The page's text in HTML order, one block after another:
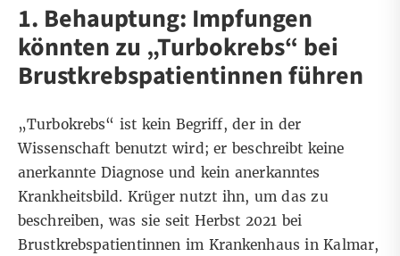
1. Behauptung: Impfungen
könnten zu „Turbokrebs“ bei
Brustkrebspatientinnen führen
„Turbokrebs“ ist kein Begriff, der in der
Wissenschaft benutzt wird; er beschreibt keine
anerkannte Diagnose und kein anerkanntes
Krankheitsbild. Krüger nutzt ihn, um das zu
beschreiben, was sie seit Herbst 2021 bei
Brustkrebspatientinnen im Krankenhaus in Kalmar,